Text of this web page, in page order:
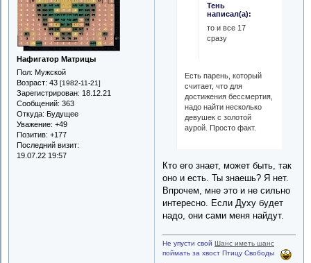
Нафигатор Матрицы
Пол: Мужской
Возраст: 43 [1982-11-21]
Зарегистрирован: 18.12.21
Сообщений: 363
Откуда: Будущее
Уважение: +49
Позитив: +177
Последний визит:
19.07.22 19:57
Тень
написал(а):
то и все 17
сразу
Есть парень, который
считает, что для
достижения бессмертия,
надо найти несколько
девушек с золотой
аурой. Просто факт.
Кто его знает, может быть, так
оно и есть. Ты знаешь? Я нет.
Впрочем, мне это и не сильно
интересно. Если Духу будет
надо, они сами меня найдут.
Не упусти свойШанс иметь шанс
поймать за хвост Птицу Свободы